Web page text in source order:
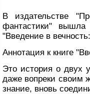
В издательстве
фантастики"
"Введение в
Аннотация к книге
Это история о двух
даже вопреки своим
знание, вновь